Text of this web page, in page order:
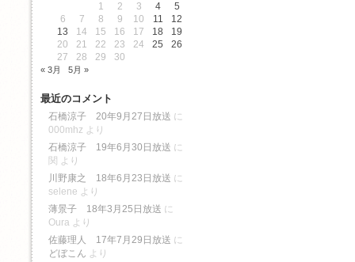
1
2 3 4
5
6
7 8 9 10 11
12
13
14 15 16 17 18
19
20
21 22 23 24 25
26
27
28 29 30
« 3月 5月 »
最近のコメント
石橋涼子 20年9月27日放送 に
000mhz より
石橋涼子 19年6月30日放送 に
関 より
川野康之 18年6月23日放送 に
selene より
薄景子 18年3月25日放送 に
Oura より
佐藤理人 17年7月29日放送 に
どぼこん より